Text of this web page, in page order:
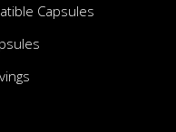
Capsules